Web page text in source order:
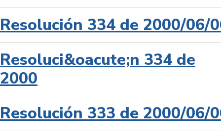
Resolución 334 de 2000/06/
Resoluci&oacute;n 334 de
2000
Resolución 333 de 2000/06/